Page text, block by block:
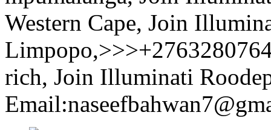
Western Cape, Join
rich, Join Illuminati